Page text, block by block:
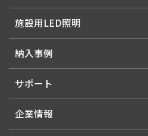
施設用LED照明
納入事例
サポート
企業情報